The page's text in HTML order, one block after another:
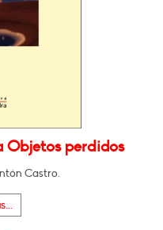
Objetos perdidos
Castro.